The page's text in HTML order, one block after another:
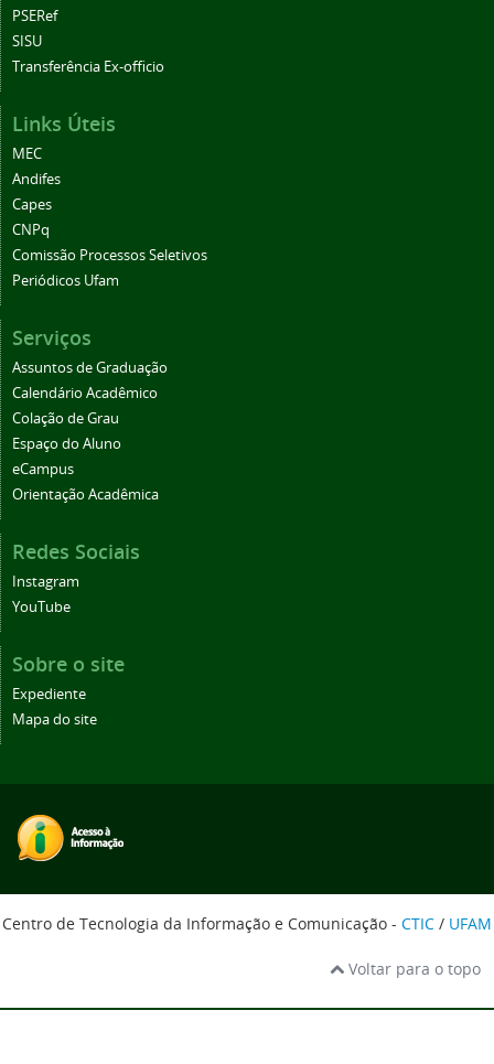
PSERef
SISU
Transferência Ex-officio
Links Úteis
MEC
Andifes
Capes
CNPq
Comissão Processos Seletivos
Periódicos Ufam
Serviços
Assuntos de Graduação
Calendário Acadêmico
Colação de Grau
Espaço do Aluno
eCampus
Orientação Acadêmica
Redes Sociais
Instagram
YouTube
Sobre o site
Expediente
Mapa do site
Centro de Tecnologia da Informação e Comunicação - CTIC / UFAM
Voltar para o topo